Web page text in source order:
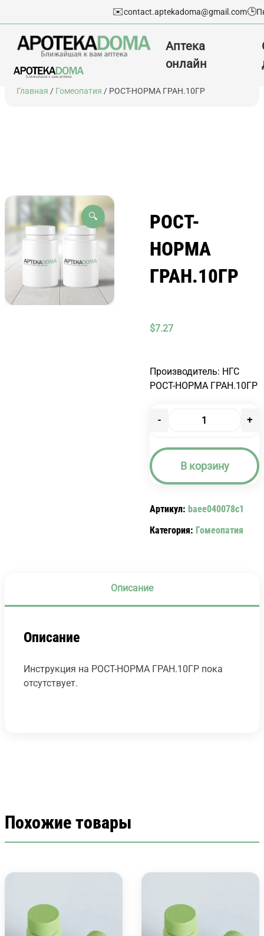
Перейти
✉️contact.aptekadoma@gmail.com🕒
Аптека
онлайн
Главная / Гомеопатия / РОСТ-НОРМА ГРАН.10ГР
🔍
РОСТ-
НОРМА
ГРАН.10ГР
$7.27
Производитель: НГС
РОСТ-НОРМА ГРАН.10ГР
-
РОСТ-
НОРМА
ГРАН.10ГР
+
В корзину
Артикул: baee040078c1
Категория: Гомеопатия
Описание
Описание
Инструкция на РОСТ-НОРМА ГРАН.10ГР пока
отсутствует.
Похожие товары